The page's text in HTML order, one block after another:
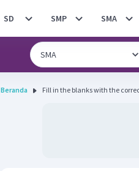
SD SMP SMA
Beranda